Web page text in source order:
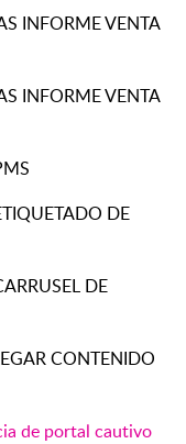
INFORME VENTA
INFORME VENTA
DE
DE
CONTENIDO
de portal cautivo